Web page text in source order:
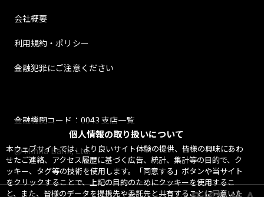
個人情報の取り扱いについて
本ウェブサイトでは、より良いサイト体験の提供、皆様の興味にあわ
せたご連絡、アクセス履歴に基づく広告、統計、集計等の目的で、ク
ッキー、タグ等の技術を使用します。「同意する」ボタンや当サイト
をクリックすることで、上記の目的のためにクッキーを使用するこ
と、また、皆様のデータを提携先や委託先と共有することに同意いた
会社概要
利用規約・ポリシー
金融犯罪にご注意ください
金融機関コード：0043 支店一覧
@ Minna Bank, Ltd.